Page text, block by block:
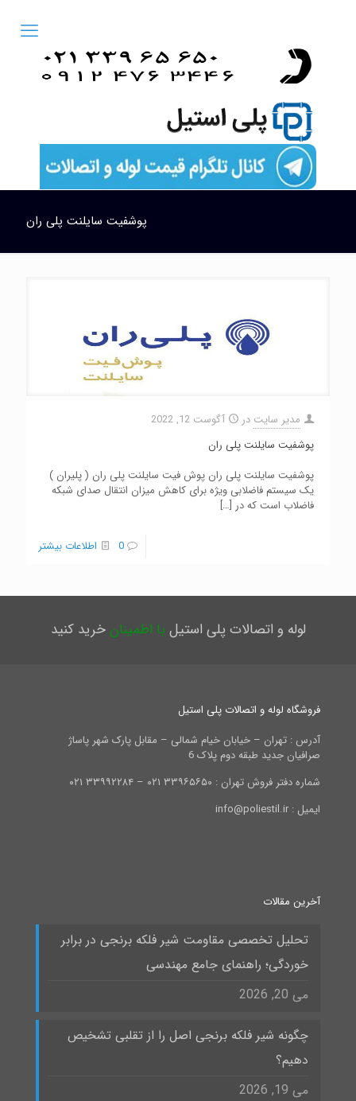
پوشفیت سایلنت پلی ران
مدیر سایت در
آگوست 12, 2022
پوشفیت سایلنت پلی ران
پوشفیت سایلنت پلی ران پوش فیت سایلنت پلی ران ( پلیران )
یک سیستم فاضلابی ویژه برای کاهش میزان انتقال صدای شبکه
فاضلاب است که در […]
0 اطلاعات بیشتر
لوله و اتصالات پلی استیل با اطمینانخرید کنید
فروشگاه لوله و اتصالات پلی استیل
آدرس : تهران – خیابان خیام شمالی – مقابل پارک شهر پاساژ
صرافیان جدید طبقه دوم پلاک 6
شماره دفتر فروش تهران : ۳۳۹۶۵۶۵۰ ۰۲۱ – ۳۳۹۹۲۲۸۴ ۰۲۱
ایمیل : info@poliestil.ir
آخرین مقالات
تحلیل تخصصی مقاومت شیر فلکه برنجی در برابر
خوردگی؛ راهنمای جامع مهندسی
می 20, 2026
چگونه شیر فلکه برنجی اصل را از تقلبی تشخیص
دهیم؟
می 19, 2026